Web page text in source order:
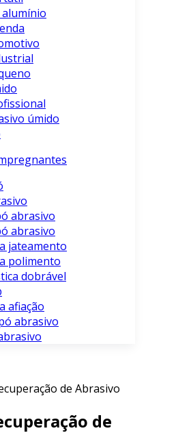
alumínio
úmido
abrasivo
abrasivo
jateamento
polimento
dobrável
afiação
abrasivo
de Abrasivo
de